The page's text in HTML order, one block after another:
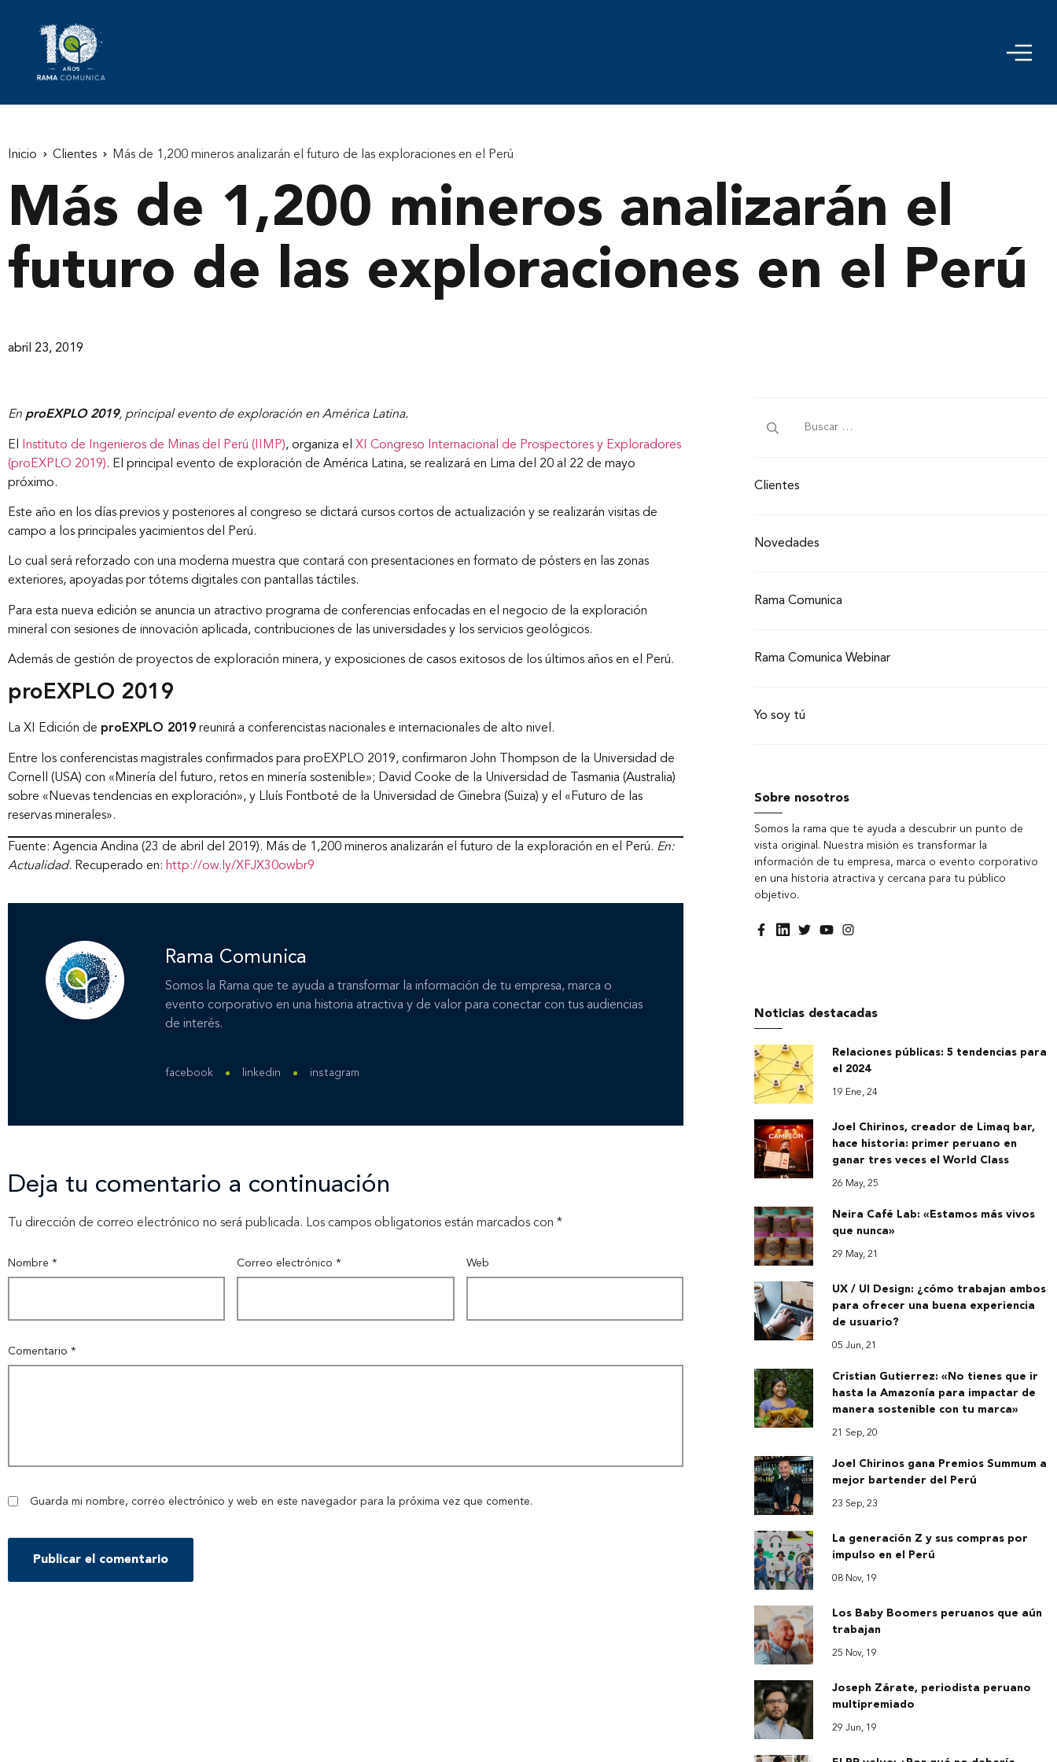
Inicio Clientes Más de 1,200 mineros analizarán el futuro de las exploraciones en el Perú
Más de 1,200 mineros analizarán el
futuro de las exploraciones en el Perú
abril 23, 2019
En proEXPLO 2019, principal evento de exploración en América Latina.
El Instituto de Ingenieros de Minas del Perú (IIMP), organiza el XI Congreso Internacional de Prospectores y Exploradores
(proEXPLO 2019). El principal evento de exploración de América Latina, se realizará en Lima del 20 al 22 de mayo
próximo.
Este año en los días previos y posteriores al congreso se dictará cursos cortos de actualización y se realizarán visitas de
campo a los principales yacimientos del Perú.
Lo cual será reforzado con una moderna muestra que contará con presentaciones en formato de pósters en las zonas
exteriores, apoyadas por tótems digitales con pantallas táctiles.
Para esta nueva edición se anuncia un atractivo programa de conferencias enfocadas en el negocio de la exploración
mineral con sesiones de innovación aplicada, contribuciones de las universidades y los servicios geológicos.
Además de gestión de proyectos de exploración minera, y exposiciones de casos exitosos de los últimos años en el Perú.
proEXPLO 2019
La XI Edición de proEXPLO 2019 reunirá a conferencistas nacionales e internacionales de alto nivel.
Entre los conferencistas magistrales confirmados para proEXPLO 2019, confirmaron John Thompson de la Universidad de
Cornell (USA) con «Minería del futuro, retos en minería sostenible»; David Cooke de la Universidad de Tasmania (Australia)
sobre «Nuevas tendencias en exploración», y Lluís Fontboté de la Universidad de Ginebra (Suiza) y el «Futuro de las
reservas minerales».
Fuente: Agencia Andina (23 de abril del 2019). Más de 1,200 mineros analizarán el futuro de la exploración en el Perú. En:
Actualidad. Recuperado en: http://ow.ly/XFJX30owbr9
Rama Comunica
Somos la Rama que te ayuda a transformar la información de tu empresa, marca o
evento corporativo en una historia atractiva y de valor para conectar con tus audiencias
de interés.
facebook linkedin instagram
Deja tu comentario a continuación
Tu dirección de correo electrónico no será publicada. Los campos obligatorios están marcados con *
Comentario *
Nombre * Correo electrónico* Web
Guarda mi nombre, correo electrónico y web en este navegador para la próxima vez que comente.
Clientes
Novedades
Rama Comunica
Rama Comunica Webinar
Yo soy tú
Sobre nosotros
Somos la rama que te ayuda a descubrir un punto de
vista original. Nuestra misión es transformar la
información de tu empresa, marca o evento corporativo
en una historia atractiva y cercana para tu público
objetivo.
Noticias destacadas
Relaciones públicas: 5 tendencias para
el 2024
19 Ene, 24
Joel Chirinos, creador de Limaq bar,
hace historia: primer peruano en
ganar tres veces el World Class
26 May, 25
Neira Café Lab: «Estamos más vivos
que nunca»
29 May, 21
UX / UI Design: ¿cómo trabajan ambos
para ofrecer una buena experiencia
de usuario?
05 Jun, 21
Cristian Gutierrez: «No tienes que ir
hasta la Amazonía para impactar de
manera sostenible con tu marca»
21 Sep, 20
Joel Chirinos gana Premios Summum a
mejor bartender del Perú
23 Sep, 23
La generación Z y sus compras por
impulso en el Perú
08 Nov, 19
Los Baby Boomers peruanos que aún
trabajan
25 Nov, 19
Joseph Zárate, periodista peruano
multipremiado
29 Jun, 19